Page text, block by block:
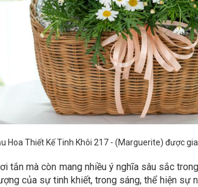
Hoa Thiết Kế Tinh Khôi 217 - (Marguerite) được
tắn mà còn mang nhiều ý nghĩa sâu sắc
của sự tinh khiết, trong sáng, thể hiện sự